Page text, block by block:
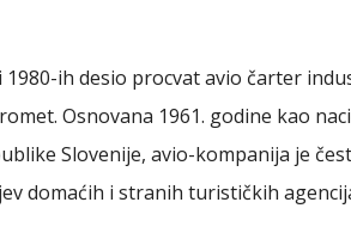
ih desio procvat avio čarter
Osnovana 1961. godine kao
Slovenije, avio-kompanija je
domaćih i stranih turističkih